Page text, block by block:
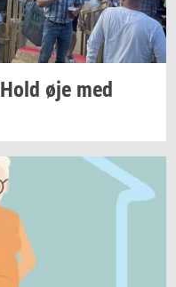
Hold øje med